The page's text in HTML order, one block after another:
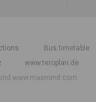
Bus timetable
www.teroplan.de
www.maxmind.com